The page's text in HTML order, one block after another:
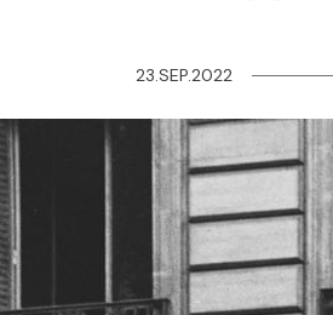
23.SEP.2022 ──────